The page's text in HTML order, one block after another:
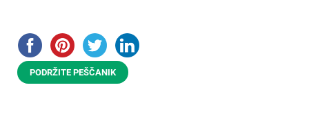
PODRŽITE PEŠČANIK